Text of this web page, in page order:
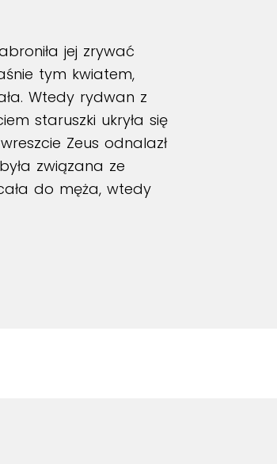
jej zrywać
tym kwiatem,
Wtedy rydwan z
staruszki ukryła się
Zeus odnalazł
związana ze
do męża, wtedy